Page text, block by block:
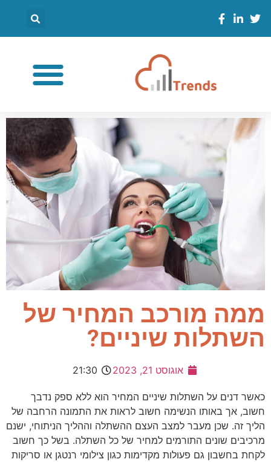
ממה מורכב המחיר של
השתלות שיניים?
אוגוסט 21, 2023 21:30
כאשר דנים על השתלות שיניים המחיר הוא ללא ספק נדבך
חשוב, אך באותו הנשימה חשוב לראות את התמונה הרחבה של
הליך זה. שכן מעבר למצב העצם ההשתלה וההליך הניתוחי, ישנם
מרכיבים שונים התורמים למחיר של כל השתלה. בשל כך חשוב
לקחת בחשבון גם פעולות מקדימות כגון צילומי רנטגן או סריקות